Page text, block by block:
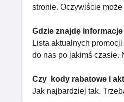
stronie. Oczywiście
Gdzie znajdę
Lista aktualnych
do nas po jakimś czasie.
Czy kody rabatowe i
Jak najbardziej tak.